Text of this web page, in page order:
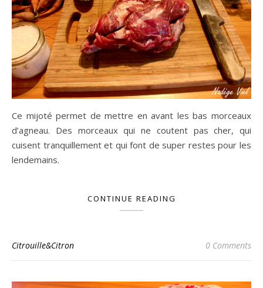
Ce mijoté permet de mettre en avant les bas morceaux
d’agneau. Des morceaux qui ne coutent pas cher, qui
cuisent tranquillement et qui font de super restes pour les
lendemains.
CONTINUE READING
Citrouille&Citron 0 Comments